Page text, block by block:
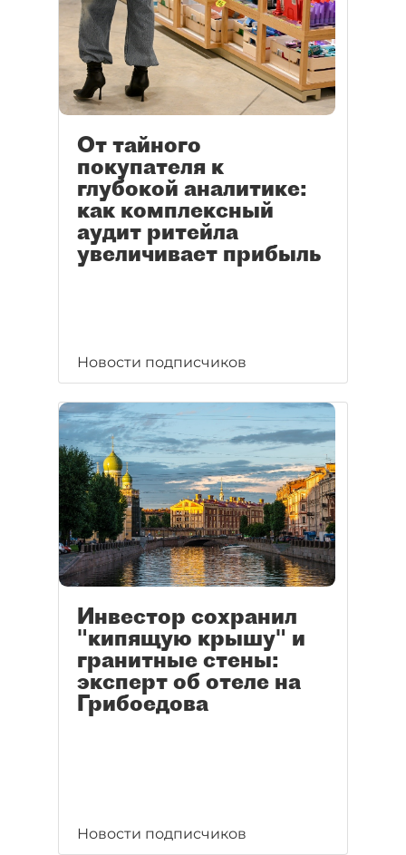
От тайного
покупателя к
глубокой аналитике:
как комплексный
аудит ритейла
увеличивает прибыль
Новости подписчиков
Инвестор сохранил
"кипящую крышу" и
гранитные стены:
эксперт об отеле на
Грибоедова
Новости подписчиков